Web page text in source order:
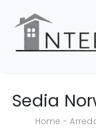
Sedia
Home -